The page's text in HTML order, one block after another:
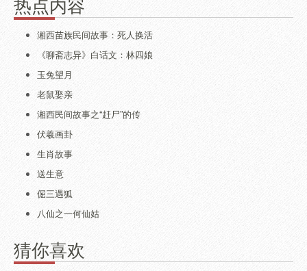
热点内容
湘西苗族民间故事：死人换活
《聊斋志异》白话文：林四娘
玉兔望月
老鼠娶亲
湘西民间故事之“赶尸”的传
伏羲画卦
生肖故事
送生意
倔三遇狐
八仙之一何仙姑
猜你喜欢